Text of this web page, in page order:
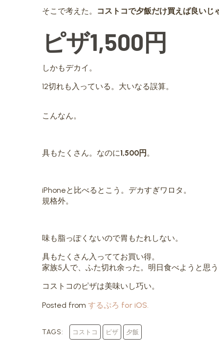
そこで考えた。
コストコで夕飯だけ買えば良いじ
ピザ1,500円
しかもデカイ。
12切れも入っている。大いなる誤算。
こんなん。
具もたくさん。なのに1,500円 。
iPhoneと比べるとこう。デカすぎワロタ。
規格外。
味も脂っぽくないので胃もたれしない。
具もたくさん入っててお買い得。
家族5人で、ふた切れ余った。明日食べようと思
コストコのピザは美味いし巧い。
Posted from するぷろ for iOS.
TAGS: コストコ ピザ 夕飯